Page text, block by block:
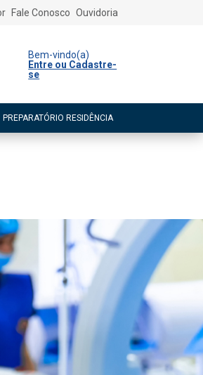
Fale Conosco Ouvidoria
Bem-vindo(a)
Entre ou Cadastre-
se
PREPARATÓRIO RESIDÊNCIA